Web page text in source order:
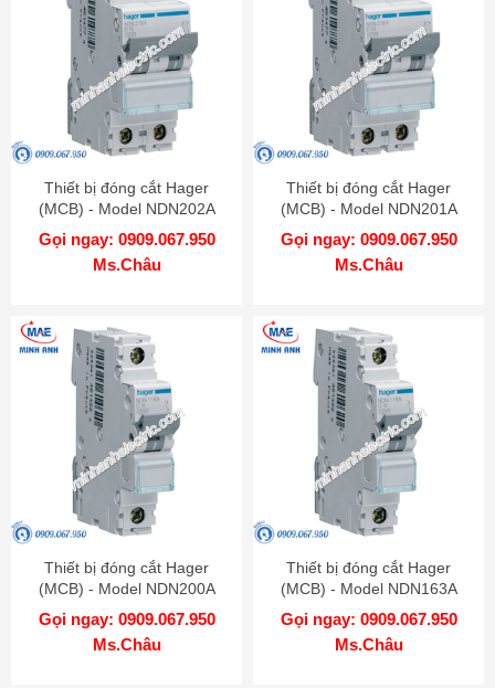
Thiết bị đóng cắt Hager
(MCB) - Model NDN202A
Gọi ngay: 0909.067.950
Ms.Châu
Thiết bị đóng cắt Hager
(MCB) - Model NDN201A
Gọi ngay: 0909.067.950
Ms.Châu
Thiết bị đóng cắt Hager
(MCB) - Model NDN200A
Gọi ngay: 0909.067.950
Ms.Châu
Thiết bị đóng cắt Hager
(MCB) - Model NDN163A
Gọi ngay: 0909.067.950
Ms.Châu